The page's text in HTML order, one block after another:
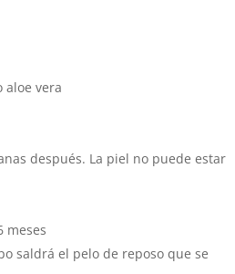
aloe vera
después. La piel no puede estar
meses
saldrá el pelo de reposo que se